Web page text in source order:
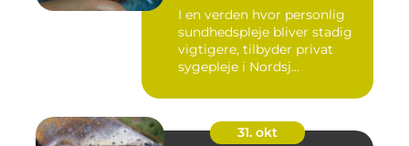
I en verden hvor personlig
sundhedspleje bliver stadig
vigtigere, tilbyder privat
sygepleje i Nordsj...
31. okt